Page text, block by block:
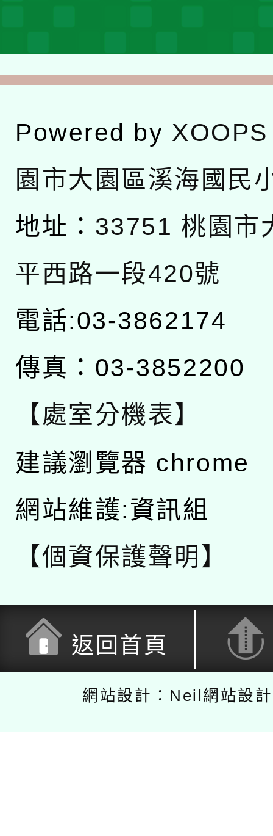
Powered by XOOPS
園市大園區溪海國民
地址： 33751 桃園市
平西路一段420號
電話:03-3862174
傳真：03-3852200
【處室分機表】
建議瀏覽器 chrome
網站維護:資訊組
【個資保護聲明】
返回首頁
網站設計：Neil網站設